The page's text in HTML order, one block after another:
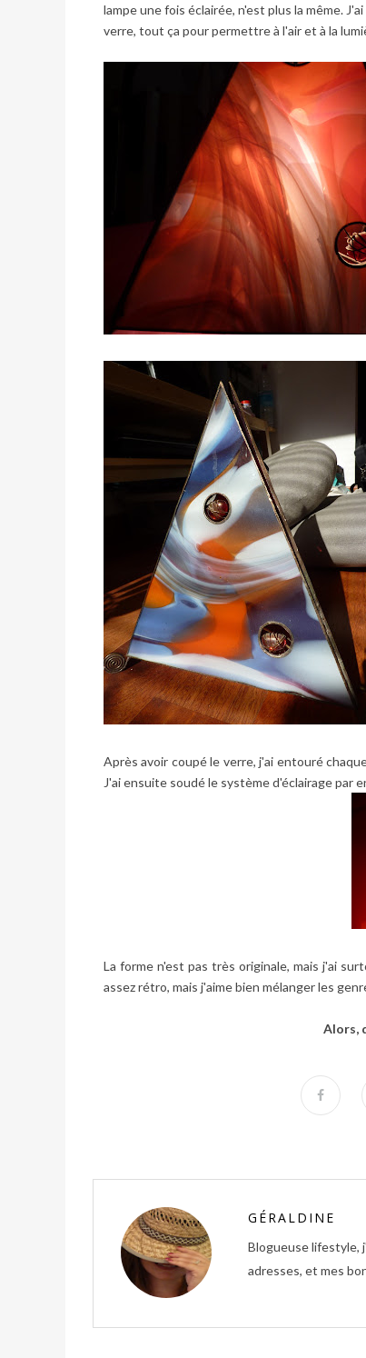
lampe une fois éclairée, n'est plus la même.
verre, tout ça pour permettre à l'air et à la
Après avoir coupé le verre, j'ai entouré
J'ai ensuite soudé le système d'éclairage par
La forme n'est pas très originale, mais j'ai
assez rétro, mais j'aime bien mélanger les
Alors,
GÉRALDINE
Blogueuse lifestyle,
adresses, et mes